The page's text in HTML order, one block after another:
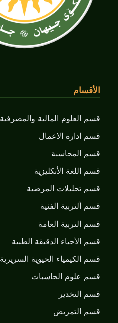
الأقسام
قسم العلوم المالية والمصرفية
قسم ادارة الاعمال
قسم المحاسبة
قسم اللغة الأنكليزية
قسم تحليلات المرضية
قسم ألتربية الفنية
قسم التربية العامة
قسم الأحياء الدقيقة الطبية
قسم الكيمياء الحيوية السريرية
قسم علوم الحاسبات
قسم التخدير
قسم التمريض